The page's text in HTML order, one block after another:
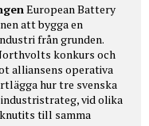
European Battery
att bygga en
från grunden.
konkurs och
alliansens operativa
hur tre svenska
vid olika
till samma